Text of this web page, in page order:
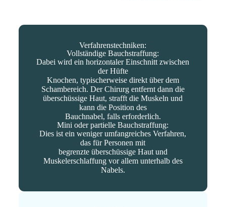
Verfahrenstechniken:
Vollständige Bauchstraffung:
Dabei wird ein horizontaler Einschnitt zwischen
der Hüfte
Knochen, typischerweise direkt über dem
Schambereich. Der Chirurg entfernt dann die
überschüssige Haut, strafft die Muskeln und
kann die Position des
Bauchnabel, falls erforderlich.
Mini oder partielle Bauchstraffung:
Dies ist ein weniger umfangreiches Verfahren,
das für Personen mit
begrenzte überschüssige Haut und
Muskelerschlaffung vor allem unterhalb des
Nabels.